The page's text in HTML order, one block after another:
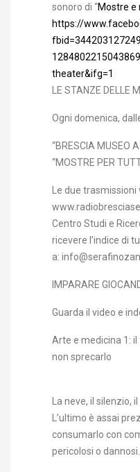
sonoro di “Mostre e
https://
fbid=
theater&ifg=1
LE STANZE DELLE
Ogni domenica,
“BRESCIA MUSEO
“MOSTRE PER
Le due
Centro Studi e
ricevere l’indice di
a:
IMPARARE
Guarda il video e
Arte e medicina 1:
non sprecarlo
La neve, il silenzio,
L’ultimo è assai
consumarlo con
pericolosi o dannosi.